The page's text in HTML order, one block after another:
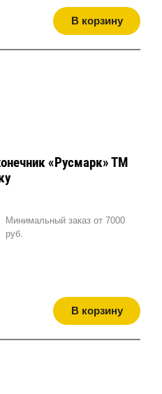
В корзину
«Русмарк» ТМ
Минимальный заказ от 7000
руб.
В корзину